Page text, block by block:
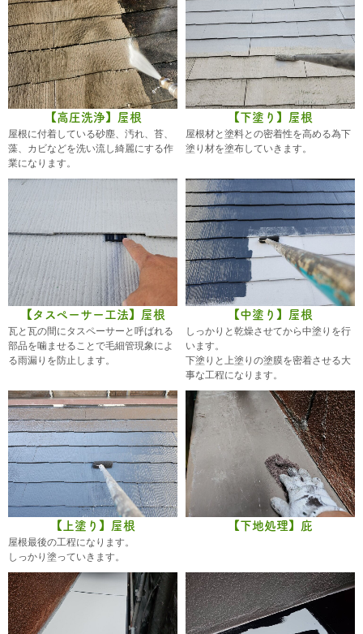
【高圧洗浄】屋根
屋根に付着している砂塵、汚れ、苔、
藻、カビなどを洗い流し綺麗にする作
業になります。
【下塗り】屋根
屋根材と塗料との密着性を高める為下
塗り材を塗布していきます。
【タスペーサー工法】屋根
瓦と瓦の間にタスペーサーと呼ばれる
部品を噛ませることで毛細管現象によ
る雨漏りを防止します。
【中塗り】屋根
しっかりと乾燥させてから中塗りを行
います。
下塗りと上塗りの塗膜を密着させる大
事な工程になります。
【上塗り】屋根
屋根最後の工程になります。
しっかり塗っていきます。
【下地処理】庇